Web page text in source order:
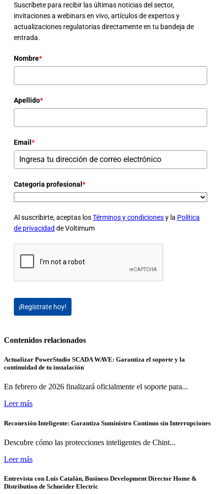
Suscríbete para recibir las últimas noticias del sector,
invitaciones a webinars en vivo, artículos de expertos y
actualizaciones regulatorias directamente en tu bandeja de
entrada.
Nombre*
Apellido*
Email *
Categoria profesional *
Al suscribirte, aceptas losTérminos y condicionesy la Política
de privacidad de Voltimum
¡Regístrate hoy!
Contenidos relacionados
Actualizar PowerStudio SCADA WAVE: Garantiza el soporte y la
continuidad de tu instalación
En febrero de 2026 finalizará oficialmente el soporte para...
Leer más
Reconexión Inteligente: Garantiza Suministro Continuo sin Interrupciones
Descubre cómo las protecciones inteligentes de Chint...
Leer más
Entrevista con Luis Catalán, Business Development Director Home &
Distribution de Schneider Electric